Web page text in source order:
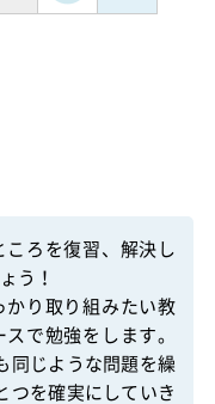
ろを復習、解決し
う！
り取り組みたい教
で勉強をします。
同じような問題を繰
つを確実にしていき